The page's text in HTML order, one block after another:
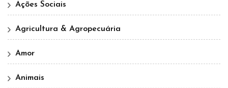
Ações Sociais
Agricultura & Agropecuária
Amor
Animais